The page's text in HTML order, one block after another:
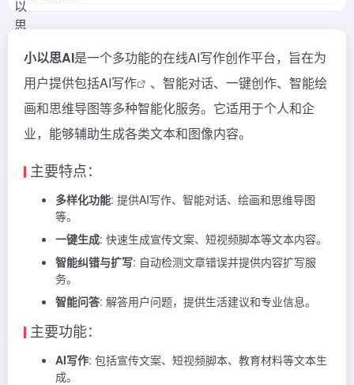
小以思AI是一个多功能的在线AI写作创作平台，旨在为
用户提供包括AI写作
、智能对话、一键创作、智能绘
画和思维导图等多种智能化服务。它适用于个人和企
业，能够辅助生成各类文本和图像内容。
主要特点：
多样化功能: 提供AI写作、智能对话、绘画和思维导图
等。
一键生成: 快速生成宣传文案、短视频脚本等文本内容。
智能纠错与扩写: 自动检测文章错误并提供内容扩写服
务。
智能问答: 解答用户问题，提供生活建议和专业信息。
主要功能：
AI写作: 包括宣传文案、短视频脚本、教育材料等文本生
成。